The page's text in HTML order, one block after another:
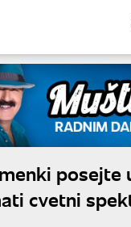
posejte
cvetni